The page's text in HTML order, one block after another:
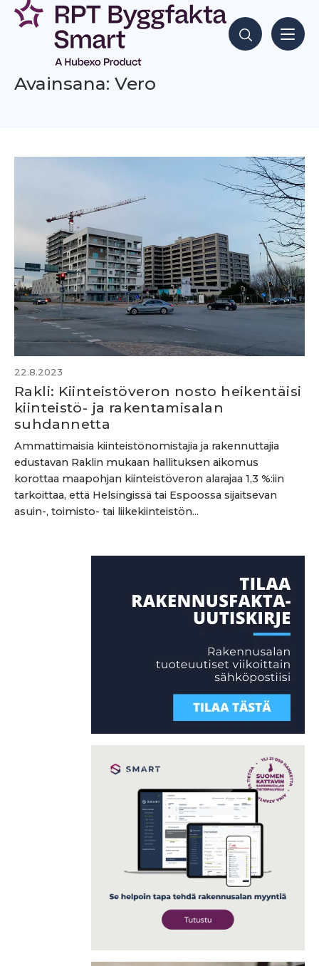
Siirry
sisältöön
Hae sisältöjä
Avainsana: Vero
22.8.2023
Rakli: Kiinteistöveron nosto heikentäisi
kiinteistö- ja rakentamisalan
suhdannetta
Ammattimaisia kiinteistönomistajia ja rakennuttajia
edustavan Raklin mukaan hallituksen aikomus
korottaa maapohjan kiinteistöveron alarajaa 1,3 %:iin
tarkoittaa, että Helsingissä tai Espoossa sijaitsevan
asuin-, toimisto- tai liikekiinteistön...